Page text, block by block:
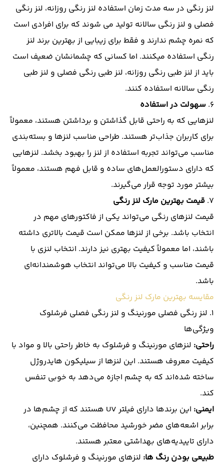
لنز رنگی در سه مدت زمان استفاده لنز رنگی روزانه، لنز رنگی
فصلی و لنز رنگی سالانه تولید می شوند که برای افرادی است
که نمره چشم ندارند و فقط برای زیبایی از بهترین برند لنز
رنگی استفاده میکنند. اما کسانی که چشمانشان ضعیف است
باید از لنز طبی رنگی روزانه، لنز طبی رنگی فصلی و لنز طبی
رنگی سالانه استفاده کنند.
۶. سهولت در استفاده
لنزهایی که به راحتی قابل گذاشتن و برداشتن هستند، معمولاً
برای کاربران جذاب‌تر هستند. طراحی مناسب لنزها و بسته‌بندی
مناسب می‌تواند تجربه استفاده از لنز را بهبود بخشد. لنزهایی
که دارای دستورالعمل‌های ساده و قابل فهم هستند، معمولاً
بیشتر مورد توجه قرار می‌گیرند.
۷. قیمت بهترین مارک لنز رنگی
قیمت لنزهای رنگی می‌تواند یکی از فاکتورهای مهم در
انتخاب باشد. برخی از لنزها ممکن است قیمت بالاتری داشته
باشند، اما معمولاً کیفیت بهتری نیز دارند. انتخاب لنزی با
قیمت مناسب و کیفیت بالا می‌تواند انتخاب هوشمندانه‌ای
باشد.
مقایسه بهترین مارک لنز رنگی
۱. لنز رنگی فصلی مورنینگ و لنز رنگی فصلی فرشلوک
ویژگی‌ها
راحتی: لنزهای مورنینگ و فرشلوک به خاطر راحتی بالا و مواد با
کیفیت معروف هستند. این لنزها از سیلیکون هایدروژل
ساخته شده‌اند که به چشم اجازه می‌دهد به خوبی تنفس
کند.
ایمنی:
این برندها دارای فیلتر UV هستند که از چشم‌ها در
برابر اشعه‌های مضر خورشید محافظت می‌کنند. همچنین،
دارای تاییدیه‌های بهداشتی معتبر هستند.
طبیعی بودن رنگ ها: لنزهای مورنینگ و فرشلوک دارای